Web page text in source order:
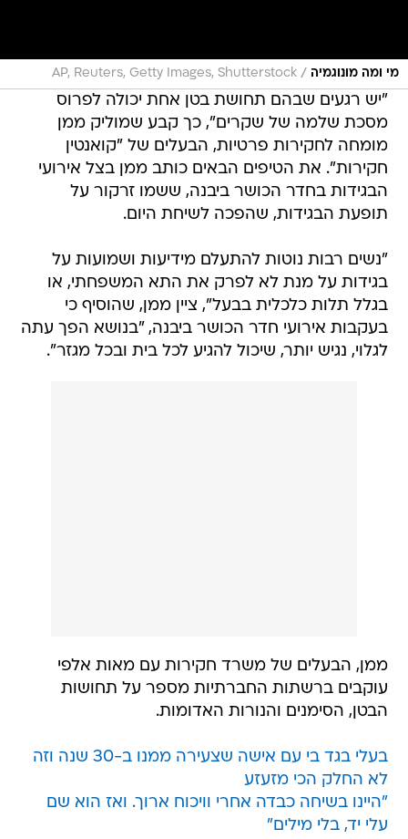
מי ומה מונוגמיה /
AP, Reuters, Getty Images, Shutterstock
"יש רגעים שבהם תחושת בטן אחת יכולה לפרוס
מסכת שלמה של שקרים", כך קבע שמוליק ממן
מומחה לחקירות פרטיות, הבעלים של "קואנטין
חקירות". את הטיפים הבאים כותב ממן בצל אירועי
הבגידות בחדר הכושר ביבנה, ששמו זרקור על
תופעת הבגידות, שהפכה לשיחת היום.
"נשים רבות נוטות להתעלם מידיעות ושמועות על
בגידות על מנת לא לפרק את התא המשפחתי, או
בגלל תלות כלכלית בבעל", ציין ממן, שהוסיף כי
בעקבות אירועי חדר הכושר ביבנה, "בנושא הפך עתה
לגלוי, נגיש יותר, שיכול להגיע לכל בית ובכל מגזר".
ממן, הבעלים של משרד חקירות עם מאות אלפי
עוקבים ברשתות החברתיות מספר על תחושות
הבטן, הסימנים והנורות האדומות.
בעלי בגד בי עם אישה שצעירה ממנו ב-30 שנה וזה
לא החלק הכי מזעזע
"היינו בשיחה כבדה אחרי וויכוח ארוך. ואז הוא שם
עלי יד, בלי מילים"